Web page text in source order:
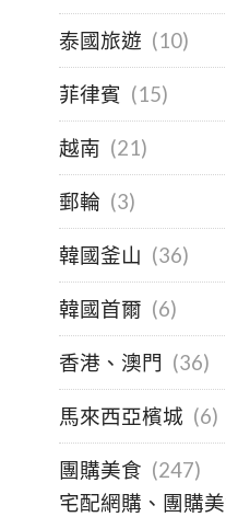
泰國旅遊 (10)
菲律賓 (15)
越南 (21)
郵輪 (3)
韓國釜山 (36)
韓國首爾 (6)
香港、澳門 (36)
馬來西亞檳城 (6)
團購美食 (247)
宅配網購、團購